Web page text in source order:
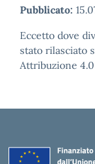
Pubblicato:
Eccetto dove
stato rilasciato
Attribuzione